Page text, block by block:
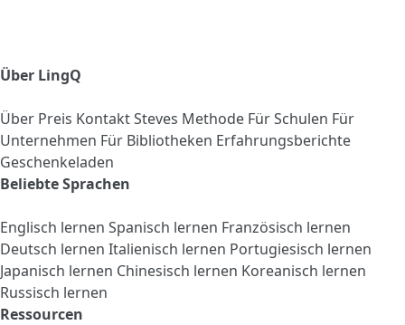
Über LingQ
Über Preis KontaktSteves Methode Für Schulen Für
Unternehmen Für Bibliotheken Erfahrungsberichte
Geschenkeladen
Beliebte Sprachen
Englisch lernen Spanisch lernen Französisch lernen
Deutsch lernen Italienisch lernen Portugiesisch lernen
Japanisch lernen Chinesisch lernen Koreanisch lernen
Russisch lernen
Ressourcen